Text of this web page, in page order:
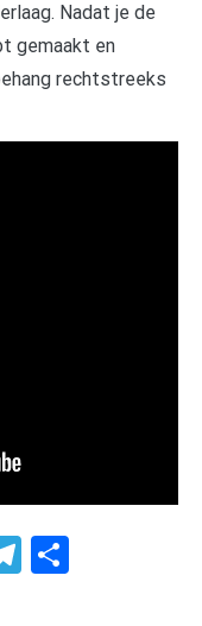
Nadat je de
gemaakt en
rechtstreeks
Telegram